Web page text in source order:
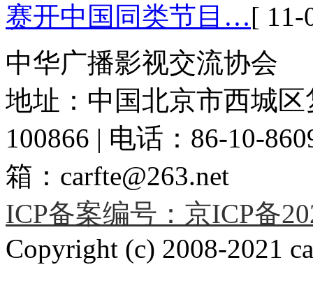
赛开中国同类节目…[ 11-
中华广播影视交流协会
地址：中国北京市西城
100866 | 电话：86-10-
箱：carfte@263.net
ICP备案编号：京ICP备
Copyright (c) 2008-2021